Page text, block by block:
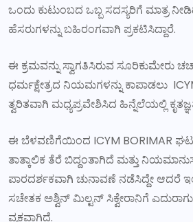
ಒಂದು ಕುಟುಂಬದ ಒಬ್ಬ ಸದಸ್ಯರಿಗೆ ಮಾತ್ರ
ಹೆಸರುಗಳನ್ನು ಬಹಿರಂಗವಾಗಿ ಪ್ರಕಟಿಸಿದ್ದಾರೆ.
ಈ ಕ್ರಮವನ್ನು ಸ್ವಾಗತಿಸಿರುವ ಸೂರಿಕುಮೇರು
ಧರ್ಮಕ್ಷೇತ್ರದ ನಿಯಮಗಳನ್ನು ಕಾಪಾಡಲು
ತ್ವರಿತವಾಗಿ ಮಧ್ಯಪ್ರವೇಶಿಸಿದ ಹಿನ್ನೆಲೆಯಲ್ಲಿ
ಈ ಬೆಳವಣಿಗೆಯಿಂದ ICYM BORIMAR
ತಾತ್ಕಾಲಿಕ ತೆರೆ ಬಿದ್ದಂತಾಗಿದೆ ಮತ್ತು
ಪಾರದರ್ಶಕವಾಗಿ ಚುನಾವಣೆ ನಡೆಸಿದ್ದೇ ಆದರೆ
ಸಚೇತಕ ಅಶ್ವಿನ್ ಮಿಲ್ಟನ್ ಸಿಕ್ವೇರಾನಿಗೆ
ವ್ಯಕ್ತವಾಗಿದೆ.